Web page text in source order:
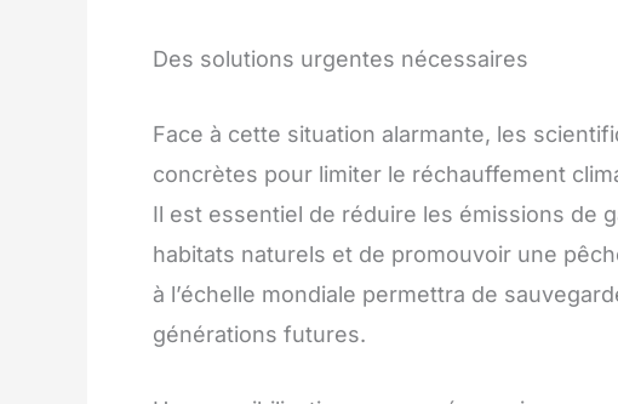
Des solutions urgentes nécessaires
Face à cette situation alarmante, les
concrètes pour limiter le réchauffement
Il est essentiel de réduire les émissions de
habitats naturels et de promouvoir une
à l’échelle mondiale permettra de
générations futures.